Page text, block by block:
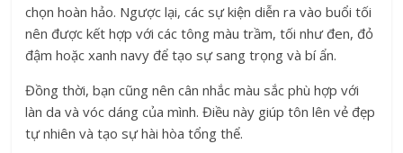
chọn hoàn hảo. Ngược lại, các sự kiện diễn ra vào buổi tối
nên được kết hợp với các tông màu trầm, tối như đen, đỏ
đậm hoặc xanh navy để tạo sự sang trọng và bí ẩn.
Đồng thời, bạn cũng nên cân nhắc màu sắc phù hợp với
làn da và vóc dáng của mình. Điều này giúp tôn lên vẻ đẹp
tự nhiên và tạo sự hài hòa tổng thể.